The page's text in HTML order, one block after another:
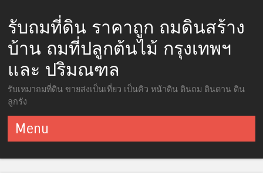
รับถมที่ดิน ราคาถูก ถมดินสร้าง
บ้าน ถมที่ปลูกต้นไม้ กรุงเทพฯ
และ ปริมณฑล
รับเหมาถมที่ดิน ขายส่งเป็นเที่ยว เป็นคิว หน้าดิน ดินถม ดินดาน ดิน
ลูกรัง
Menu